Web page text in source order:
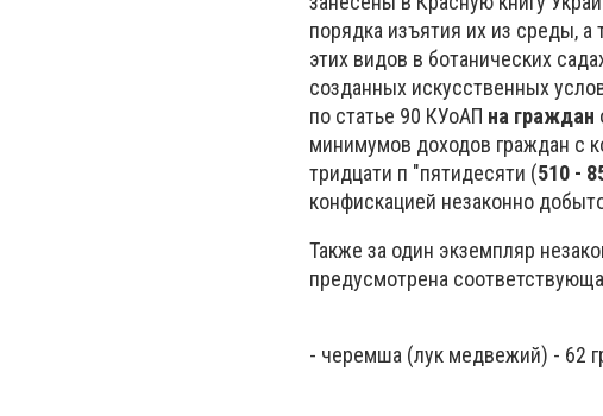
порядка изъятия их из среды,
этих видов в ботанических
созданных искусственных
по статье 90 КУоАП на граждан
минимумов доходов граждан с
тридцати п "пятидесяти (510 -
конфискацией незаконно
Также за один экземпляр
предусмотрена
- черемша (лук медвежий) - 62